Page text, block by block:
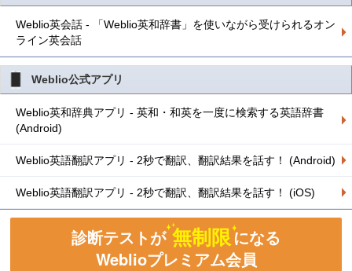
Weblio英会話 - 「Weblio英和辞書」を使いながら受けられるオン
ライン英会話
Weblio公式アプリ
Weblio英和辞典アプリ - 英和・和英を一度に検索する英語辞書
(Android)
Weblio英語翻訳アプリ - 2秒で翻訳、翻訳結果を話す！ (Android)
Weblio英語翻訳アプリ - 2秒で翻訳、翻訳結果を話す！ (iOS)
診断テストが 無制限になる
Weblioプレミアム会員